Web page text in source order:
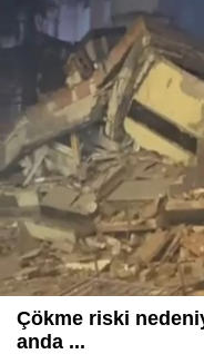
Çökme riski
anda ...